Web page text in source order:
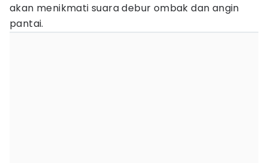
akan menikmati suara debur ombak dan angin
pantai.